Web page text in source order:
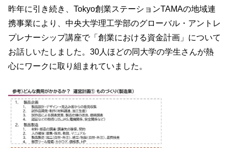
昨年に引き続き、Tokyo創業ステーションTAMAの地域連
携事業により、中央大学理工学部のグローバル・アントレ
プレナーシップ講座で「創業における資金計画」について
お話しいたしました。30人ほどの同大学の学生さんが熱
心にワークに取り組まれていました。